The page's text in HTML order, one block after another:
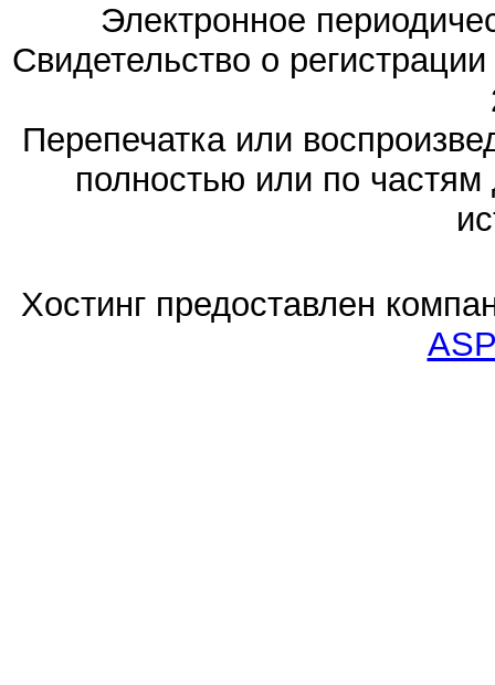
Электронное
Свидетельство о
Перепечатка или
полностью или по частям
Хостинг предоставлен